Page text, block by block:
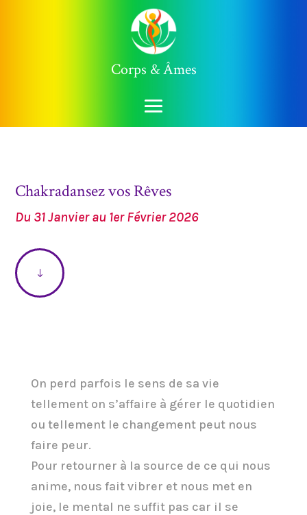
Corps & Âmes
Chakradansez vos Rêves
Du 31 Janvier au 1er Février 2026
"
On perd parfois le sens de sa vie
tellement on s’affaire à gérer le quotidien
ou tellement le changement peut nous
faire peur.
Pour retourner à la source de ce qui nous
anime, nous fait vibrer et nous met en
joie, le mental ne suffit pas car il se